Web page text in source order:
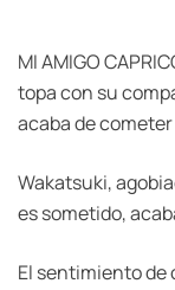
MI AMIGO
topa con su
acaba de
Wakatsuki,
es sometido,
El sentimiento de